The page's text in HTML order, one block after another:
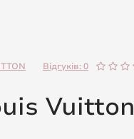
Відгуків: 0
Vuitton